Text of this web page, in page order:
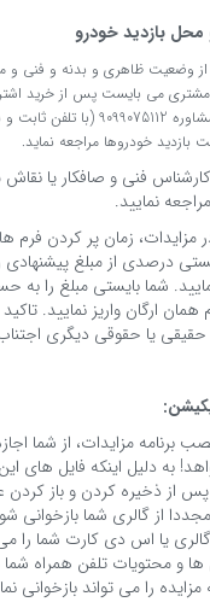
محل بازدید خودرو
از وضعیت ظاهری و بدنه و فنی و
مشتری می بایست پس از خرید
تمایل تماس با تلفن مشاوره
بازدید خودروها مراجعه نماید.
فنی و صافکار یا نقاش
نمایید.
مزایدات، زمان پر کردن فرم
درصدی از مبلغ
شما بایستی مبلغ را به
همان ارگان واریز نمایید.
یا حقوقی دیگری
برنامه مزایدات، از شما
به دلیل اینکه فایل های
از ذخیره کردن و باز
از گالری شما بازخوانی
یا اس دی کارت شما را
ها و محتویات تلفن همراه
را می تواند بازخوانی